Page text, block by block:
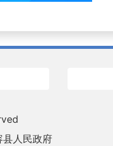
县人民政府